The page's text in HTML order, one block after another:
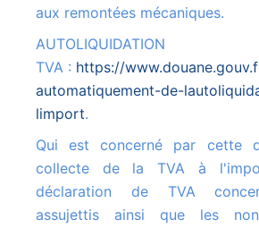
aux remontées mécaniques.
AUTOLIQUIDATION
TVA : https://
automatiquement-de-
limport.
Qui est concerné par cette démarche ? La
collecte de la TVA à
déclaration de TVA
assujettis ainsi que les